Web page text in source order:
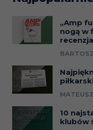
„Amp
nogą w
recenzja
10
klubów